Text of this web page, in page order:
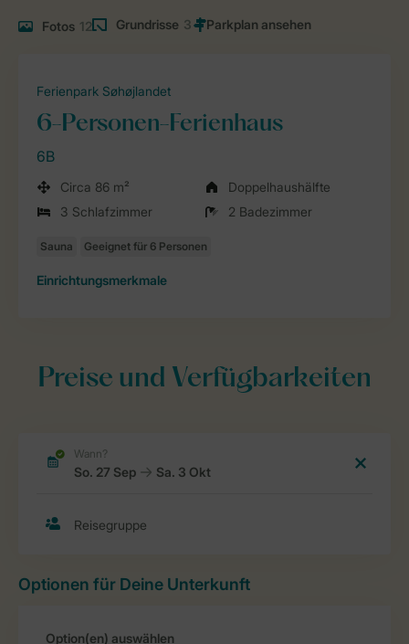
Fotos 12 Grundrisse 3
Ferienpark Søhøjlandet
6-Personen-Ferienhaus
6B
Circa 86 m²
Doppelhaushälfte
3 Schlafzimmer
2 Badezimmer
Einrichtungsmerkmale
Preise und Verfügbarkeiten
Optionen für Deine Unterkunft